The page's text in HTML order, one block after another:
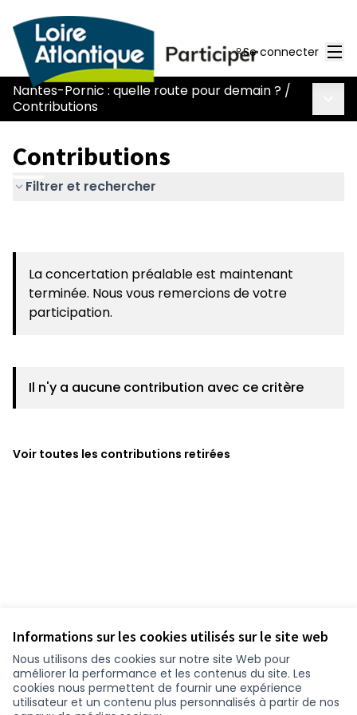
Informations sur les cookies utilisés sur le site web
Nous utilisons des cookies sur notre site Web pour
améliorer la performance et les contenus du site. Les
cookies nous permettent de fournir une expérience
utilisateur et un contenu plus personnalisés à partir de nos
Se connecter
Nantes-Pornic : quelle route pour demain ? /
Contributions
Contributions
Filtrer et rechercher
La concertation préalable est maintenant
terminée. Nous vous remercions de votre
participation.
Il n'y a aucune contribution avec ce critère
Voir toutes les contributions retirées